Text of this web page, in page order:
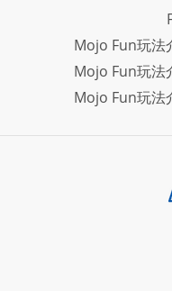
Mojo Fun玩法
Mojo Fun玩法
Mojo Fun玩法